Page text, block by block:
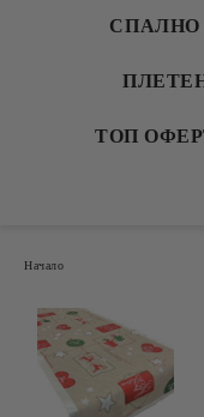
СПАЛНО
ТОП
Начало